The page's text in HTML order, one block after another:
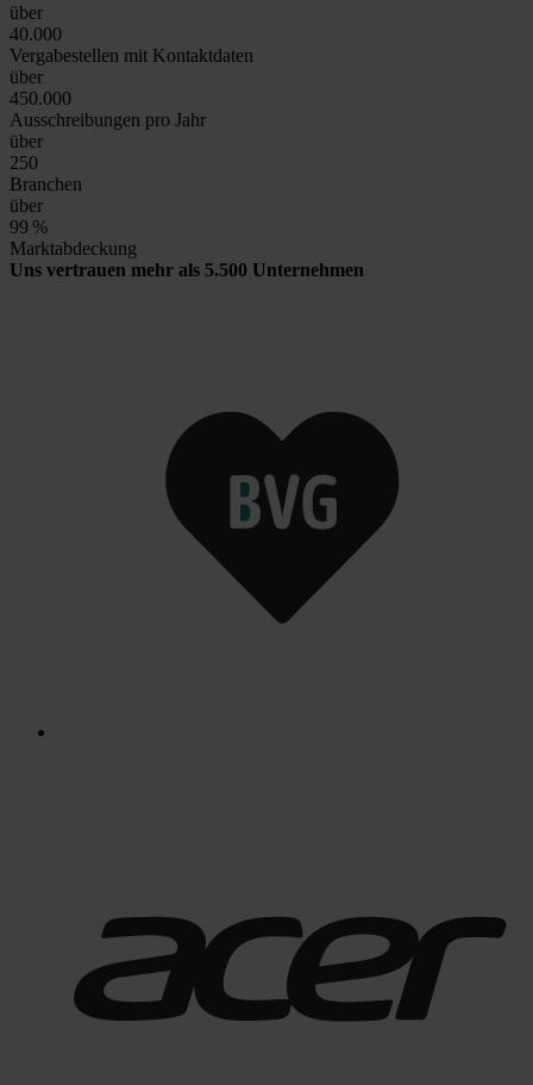
über
40.000
Vergabestellen mit Kontaktdaten
über
450.000
Ausschreibungen pro Jahr
über
250
Branchen
über
99 %
Marktabdeckung
Uns vertrauen mehr als 5.500 Unternehmen